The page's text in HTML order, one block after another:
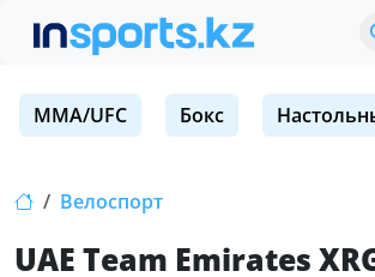
MMA/UFC Бокс
Велоспорт
UAE Team Emirates